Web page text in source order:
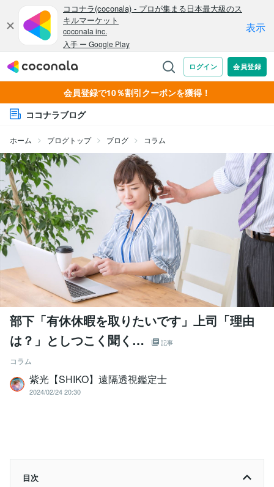
会員登録で10％割引クーポンを獲得！
ココナラブログ
ホーム ブログトップ ブログ コラム
部下「有休休暇を取りたいです」上司「理由
は？」としつこく聞く…
記事
コラム
紫光【SHIKO】遠隔透視鑑定士
2024/02/24 20:30
目次